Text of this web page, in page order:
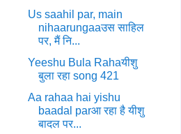
Us saahil par, main
nihaarungaaउस साहिल
पर, मैं नि...
Yeeshu Bula Rahaयीशु
बुला रहा song 421
Aa rahaa hai yishu
baadal parआ रहा है यीशु
बादल पर...